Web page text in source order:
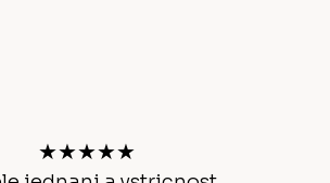
★★★★★